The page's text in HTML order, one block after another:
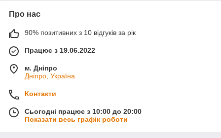
Про нас
90% позитивних з 10 відгуків за рік
Працює з 19.06.2022
м. Дніпро
Дніпро, Україна
Контакти
Сьогодні працює з 10:00 до 20:00
Показати весь графік роботи